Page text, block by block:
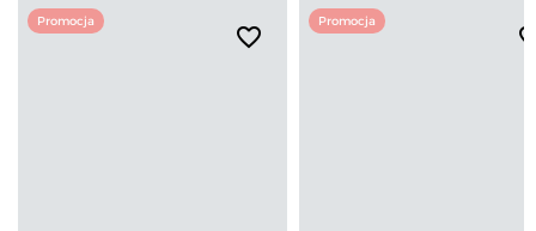
Promocja
favorite_border
Promocja